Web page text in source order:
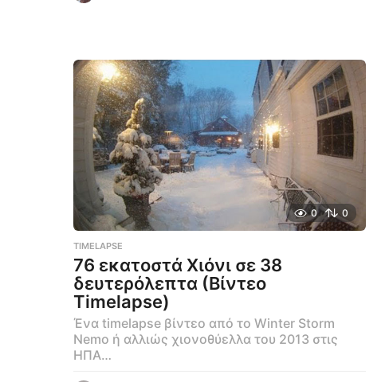
0 0
TIMELAPSE
76 εκατοστά Χιόνι σε 38
δευτερόλεπτα (Βίντεο
Timelapse)
Ένα timelapse βίντεο από το Winter Storm
Nemo ή αλλιώς χιονοθύελλα του 2013 στις
ΗΠΑ…